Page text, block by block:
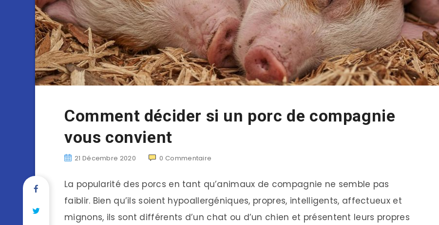
Comment décider si un porc de compagnie
vous convient
21 Décembre 2020 0 Commentaire
La popularité des porcs en tant qu’animaux de compagnie ne semble pas
faiblir. Bien qu’ils soient hypoallergéniques, propres, intelligents, affectueux et
mignons, ils sont différents d’un chat ou d’un chien et présentent leurs propres